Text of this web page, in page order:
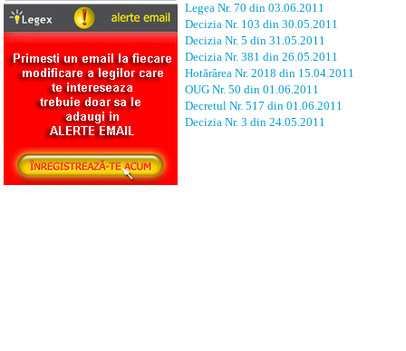
Legea Nr. 70 din 03.06.2011
Decizia Nr. 103 din 30.05.2011
Decizia Nr. 5 din 31.05.2011
Decizia Nr. 381 din 26.05.2011
Hotărârea Nr. 2018 din 15.04.2011
OUG Nr. 50 din 01.06.2011
Decretul Nr. 517 din 01.06.2011
Decizia Nr. 3 din 24.05.2011